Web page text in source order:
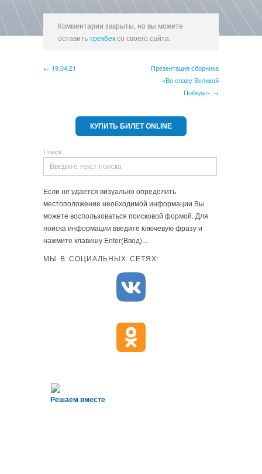
Комментарии закрыты, но вы можете
оставитьтрекбексо своего сайта.
← 19.04.21
Презентация сборника
«Во славу Великой
Победы» →
КУПИТЬ БИЛЕТ ONLINE
Поиск
Если не удается визуально определить
местоположение необходимой информации Вы
можете воспользоваться поисковой формой. Для
поиска информации введите ключевую фразу и
нажмите клавишу Enter(Ввод)...
МЫ В СОЦИАЛЬНЫХ СЕТЯХ:
Решаем вместе